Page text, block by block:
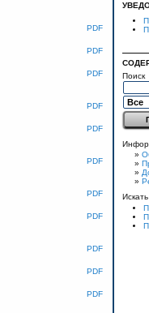
Поиск
»
»
»
»
Искать
PDF
PDF
PDF
PDF
PDF
PDF
PDF
PDF
PDF
PDF
PDF